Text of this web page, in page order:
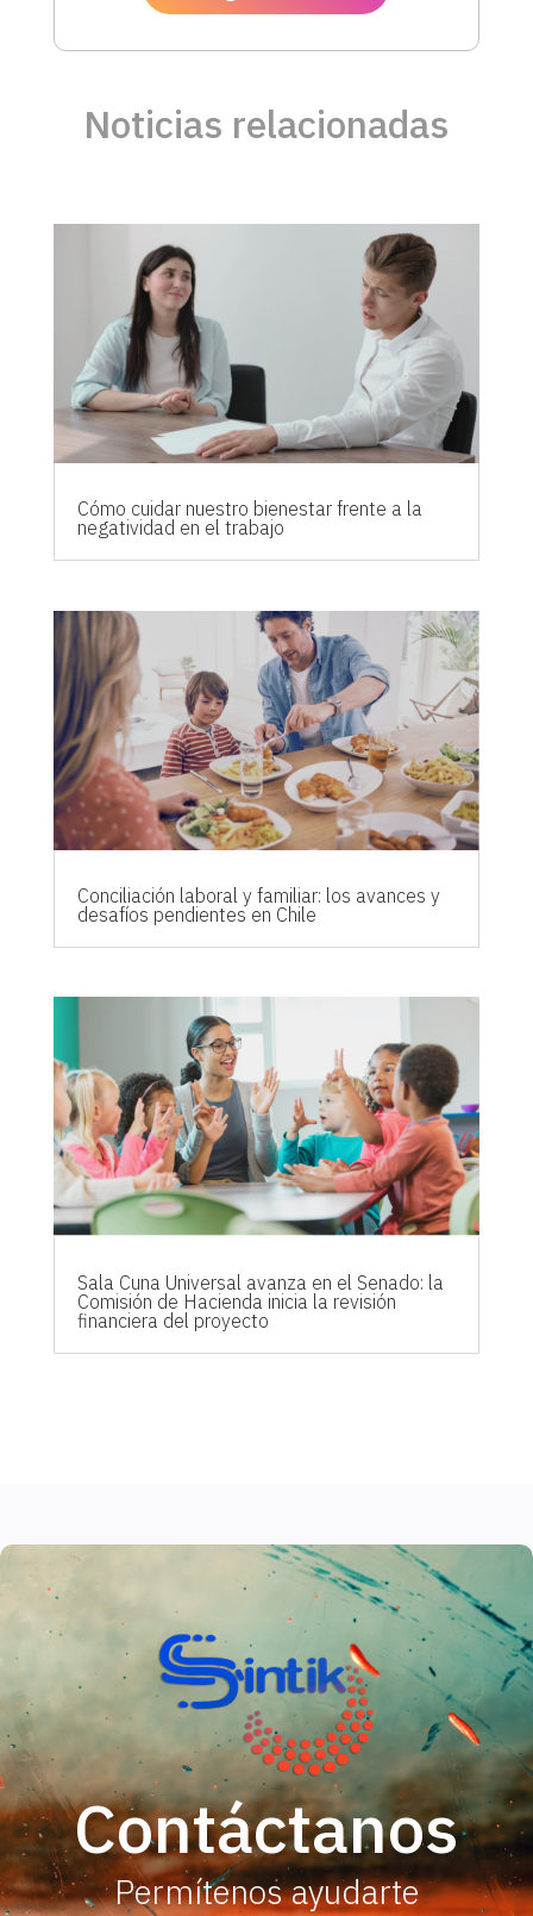
Noticias relacionadas
Cómo cuidar nuestro bienestar frente a la
negatividad en el trabajo
Conciliación laboral y familiar: los avances y
desafíos pendientes en Chile
Sala Cuna Universal avanza en el Senado: la
Comisión de Hacienda inicia la revisión
financiera del proyecto
Contáctanos
Permítenos ayudarte